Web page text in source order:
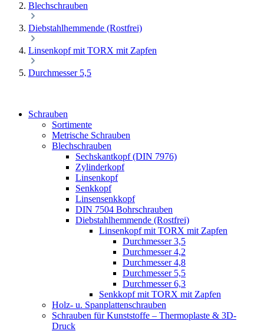
Blechschrauben
Diebstahlhemmende (Rostfrei)
Linsenkopf mit TORX mit Zapfen
Durchmesser 5,5
Schrauben
Sortimente
Metrische Schrauben
Blechschrauben
Sechskantkopf (DIN 7976)
Zylinderkopf
Linsenkopf
Senkkopf
Linsensenkkopf
DIN 7504 Bohrschrauben
Diebstahlhemmende (Rostfrei)
Linsenkopf mit TORX mit Zapfen
Durchmesser 3,5
Durchmesser 4,2
Durchmesser 4,8
Durchmesser 5,5
Durchmesser 6,3
Senkkopf mit TORX mit Zapfen
Holz- u. Spanplattenschrauben
Schrauben für Kunststoffe – Thermoplaste & 3D-
Druck